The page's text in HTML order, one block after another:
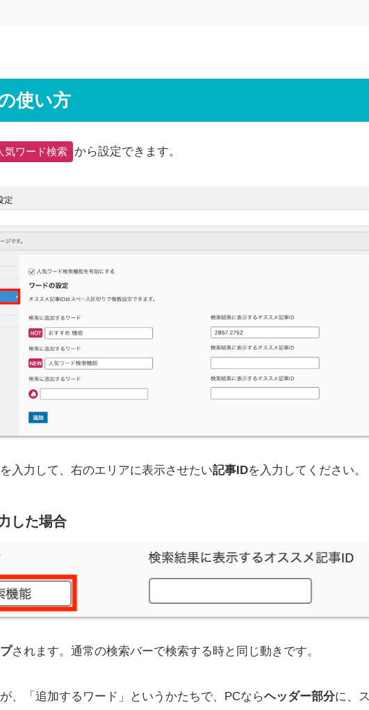
使い方
気ワード検索 から設定できます。
入力して、右のエリアに表示させたい記事IDを入力してください。
した場合
されます。通常の検索バーで検索する時と同じ動きです。
、「追加するワード」というかたちで、PCならヘッダー部分に、ス